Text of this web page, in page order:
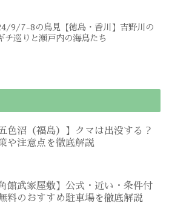
9/7-8の鳥見【徳島・香川】吉野川の
チ巡りと瀬戸内の海鳥たち
五色沼（福島）】クマは出没する？
や注意点を徹底解説
角館武家屋敷】公式・近い・条件付
料のおすすめ駐車場を徹底解説